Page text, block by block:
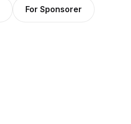
For Sponsorer